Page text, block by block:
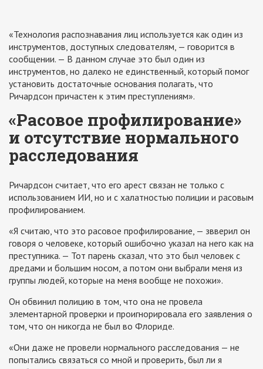
«Технология распознавания лиц используется как один из
инструментов, доступных следователям, — говорится в
сообщении. — В данном случае это был один из
инструментов, но далеко не единственный, который помог
установить достаточные основания полагать, что
Ричардсон причастен к этим преступлениям».
«Расовое профилирование»
и отсутствие нормального
расследования
Ричардсон считает, что его арест связан не только с
использованием ИИ, но и с халатностью полиции и расовым
профилированием.
«Я считаю, что это расовое профилирование, — звверил он
говоря о человеке, который ошибочно указал на него как на
преступника. — Тот парень сказал, что это был человек с
дредами и большим носом, а потом они выбрали меня из
группы людей, которые на меня вообще не похожи».
Он обвинил полицию в том, что она не провела
элементарной проверки и проигнорировала его заявления о
том, что он никогда не был во Флориде.
«Они даже не провели нормального расследования — не
попытались связаться со мной и проверить, был ли я